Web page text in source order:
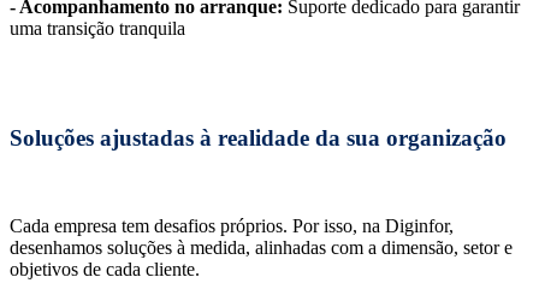
- Acompanhamento no arranque: Suporte dedicado para garantir
uma transição tranquila
Soluções ajustadas à realidade da sua organização
Cada empresa tem desafios próprios. Por isso, na Diginfor,
desenhamos soluções à medida, alinhadas com a dimensão, setor e
objetivos de cada cliente.